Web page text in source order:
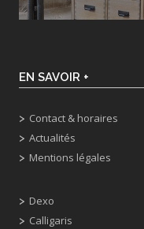
EN SAVOIR +
Contact & horaires
Actualités
Mentions légales
Dexo
Calligaris